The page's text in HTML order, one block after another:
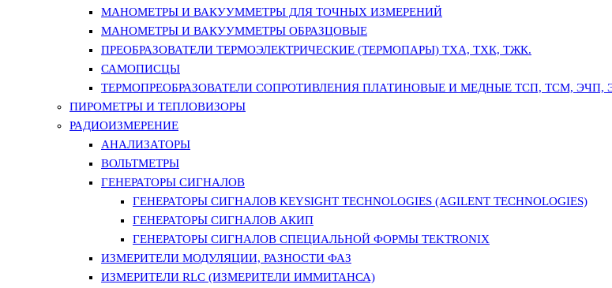
МАНОМЕТРЫ И ВАКУУММЕТРЫ ДЛЯ ТОЧНЫХ ИЗМЕРЕНИЙ
МАНОМЕТРЫ И ВАКУУММЕТРЫ ОБРАЗЦОВЫЕ
ПРЕОБРАЗОВАТЕЛИ ТЕРМОЭЛЕКТРИЧЕСКИЕ (ТЕРМОПАРЫ) ТХА, ТХК, ТЖК.
САМОПИСЦЫ
ТЕРМОПРЕОБРАЗОВАТЕЛИ СОПРОТИВЛЕНИЯ ПЛАТИНОВЫЕ И МЕДНЫЕ ТСП, ТСМ, ЭЧП,
ПИРОМЕТРЫ И ТЕПЛОВИЗОРЫ
РАДИОИЗМЕРЕНИЕ
АНАЛИЗАТОРЫ
ВОЛЬТМЕТРЫ
ГЕНЕРАТОРЫ СИГНАЛОВ
ГЕНЕРАТОРЫ СИГНАЛОВ KEYSIGHT TECHNOLOGIES (AGILENT TECHNOLOGIES)
ГЕНЕРАТОРЫ СИГНАЛОВ АКИП
ГЕНЕРАТОРЫ СИГНАЛОВ СПЕЦИАЛЬНОЙ ФОРМЫ TEKTRONIX
ИЗМЕРИТЕЛИ МОДУЛЯЦИИ, РАЗНОСТИ ФАЗ
ИЗМЕРИТЕЛИ RLC (ИЗМЕРИТЕЛИ ИММИТАНСА)